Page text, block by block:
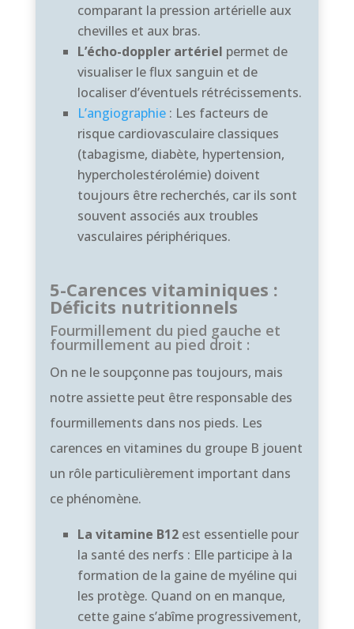
comparant la pression artérielle aux
chevilles et aux bras.
L’écho-doppler artériel permet de
visualiser le flux sanguin et de
localiser d’éventuels rétrécissements.
L’angiographie: Les facteurs de
risque cardiovasculaire classiques
(tabagisme, diabète, hypertension,
hypercholestérolémie) doivent
toujours être recherchés, car ils sont
souvent associés aux troubles
vasculaires périphériques.
5-Carences vitaminiques :
Déficits nutritionnels
Fourmillement du pied gauche et
fourmillement au pied droit :
On ne le soupçonne pas toujours, mais
notre assiette peut être responsable des
fourmillements dans nos pieds. Les
carences en vitamines du groupe B jouent
un rôle particulièrement important dans
ce phénomène.
La vitamine B12est essentielle pour
la santé des nerfs : Elle participe à la
formation de la gaine de myéline qui
les protège. Quand on en manque,
cette gaine s’abîme progressivement,